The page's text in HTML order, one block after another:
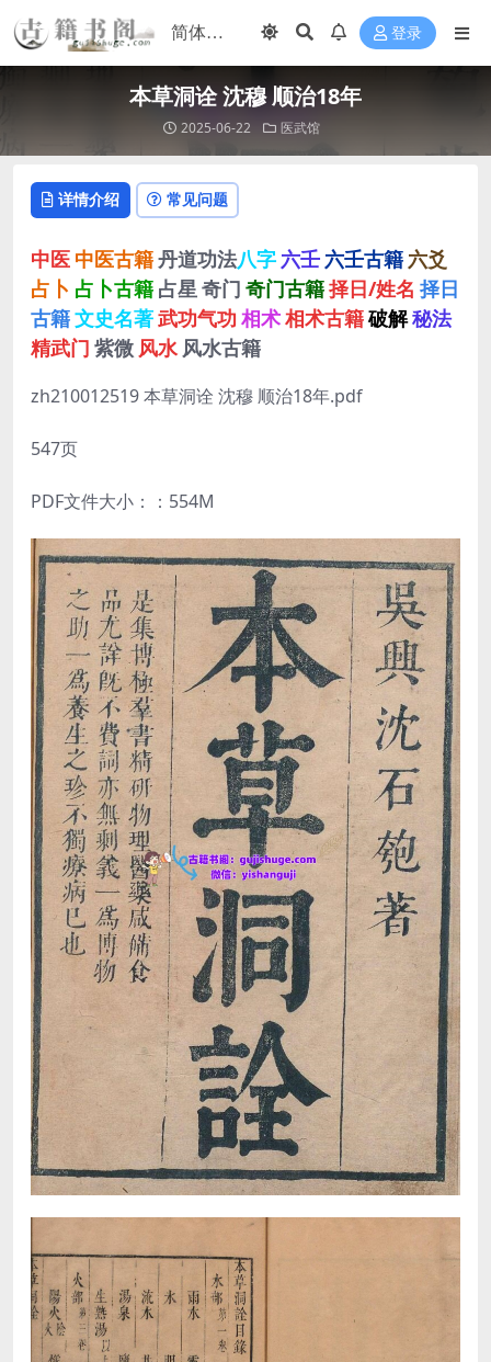
登录
本草洞诠 沈穆 顺治18年
2025-06-22 医武馆
详情介绍 常见问题
中医 中医古籍丹道功法八字 六壬 六壬古籍 六爻
占卜 占卜古籍 占星 奇门 奇门古籍择日/姓名 择日
古籍文史名著武功气功 相术相术古籍破解秘法
精武门 紫微 风水 风水古籍
zh210012519 本草洞诠 沈穆 顺治18年.pdf
547页
PDF文件大小：：554M